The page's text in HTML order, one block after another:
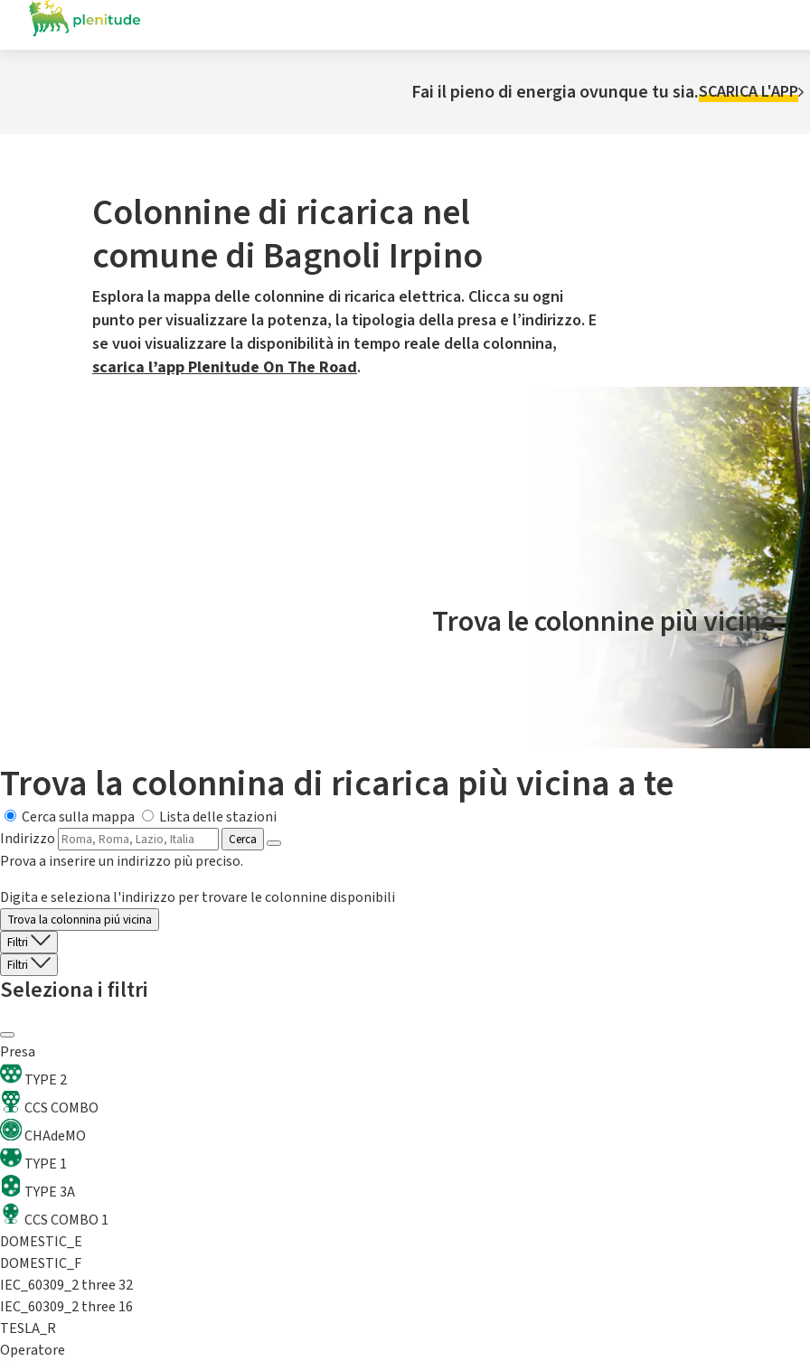
Fai il pieno di energia ovunque tu sia.SCARICA L'APP
Colonnine di ricarica nel
comune di Bagnoli Irpino
Esplora la mappa delle colonnine di ricarica elettrica. Clicca su ogni
punto per visualizzare la potenza, la tipologia della presa e l’indirizzo. E
se vuoi visualizzare la disponibilità in tempo reale della colonnina,
scarica l’app Plenitude On The Road.
Il servizio di mobilità elettrica è gestito da Plenitude On The Road
Trova le colonnine più vicine.
Trova la colonnina di ricarica più vicina a te
Cerca sulla mappa
Lista delle stazioni
Indirizzo
Cerca
Prova a inserire un indirizzo più preciso.
Digita e seleziona l'indirizzo per trovare le colonnine disponibili
Trova la colonnina piú vicina
Filtri
Filtri
Seleziona i filtri
Presa
TYPE 2
CCS COMBO
CHAdeMO
TYPE 1
TYPE 3A
CCS COMBO 1
DOMESTIC_E
DOMESTIC_F
IEC_60309_2 three 32
IEC_60309_2 three 16
TESLA_R
Operatore